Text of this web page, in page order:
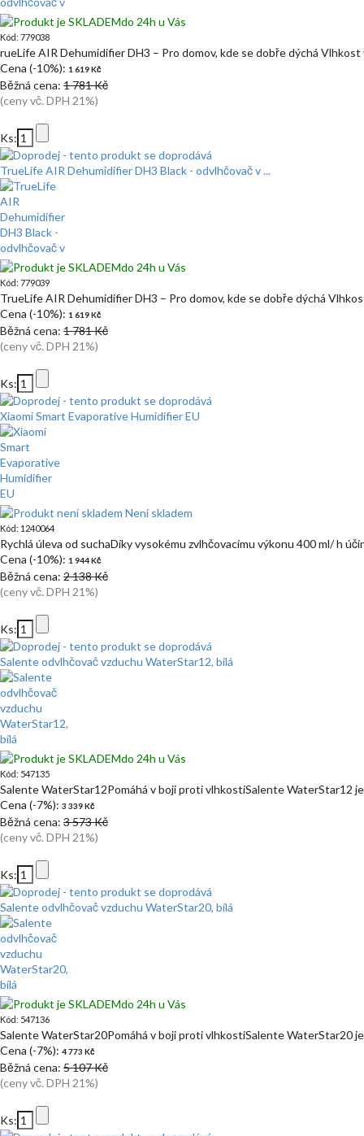
do 24h u Vás
Kód: 779038
rueLife AIR Dehumidifier DH3 – Pro domov, kde se dobře dýchá
Cena (-10%): 1 619 Kč
Běžná cena: 1 781 Kč
(ceny vč. DPH 21%)
Ks:
TrueLife AIR Dehumidifier DH3 Black - odvlhčovač v ...
do 24h u Vás
Kód: 779039
TrueLife AIR Dehumidifier DH3 – Pro domov, kde se dobře dýchá
Cena (-10%): 1 619 Kč
Běžná cena: 1 781 Kč
(ceny vč. DPH 21%)
Ks:
Xiaomi Smart Evaporative Humidifier EU
Není skladem
Kód: 1240064
Rychlá úleva od suchaDíky vysokému zvlhčovacímu výkonu 400 ml/ h
Cena (-10%): 1 944 Kč
Běžná cena: 2 138 Kč
(ceny vč. DPH 21%)
Ks:
Salente odvlhčovač vzduchu WaterStar12, bílá
do 24h u Vás
Kód: 547135
Salente WaterStar12Pomáhá v boji proti vlhkostiSalente WaterStar12
Cena (-7%): 3 339 Kč
Běžná cena: 3 573 Kč
(ceny vč. DPH 21%)
Ks:
Salente odvlhčovač vzduchu WaterStar20, bílá
do 24h u Vás
Kód: 547136
Salente WaterStar20Pomáhá v boji proti vlhkostiSalente WaterStar20
Cena (-7%): 4 773 Kč
Běžná cena: 5 107 Kč
(ceny vč. DPH 21%)
Ks: